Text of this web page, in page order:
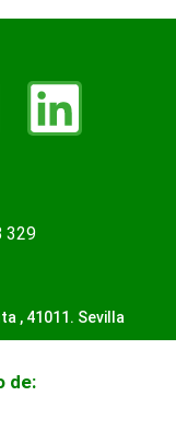
329
, 41011. Sevilla
de: